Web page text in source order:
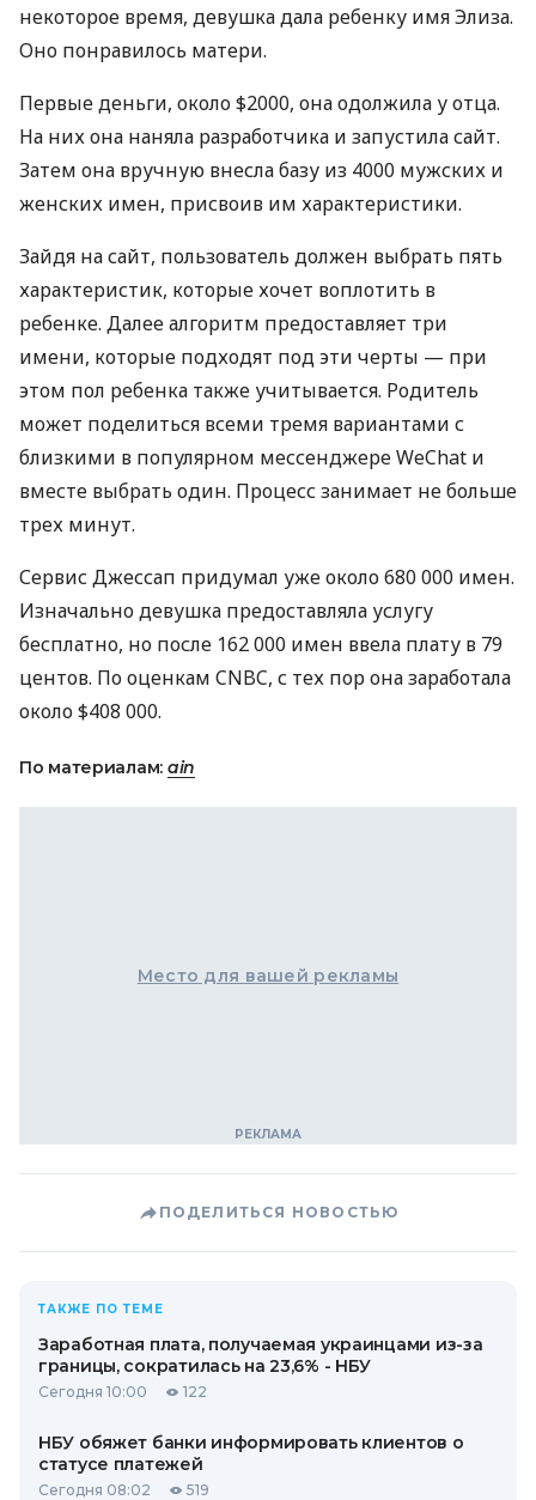
некоторое время, девушка дала ребенку имя Элиза.
Оно понравилось матери.
Первые деньги, около $2000, она одолжила у отца.
На них она наняла разработчика и запустила сайт.
Затем она вручную внесла базу из 4000 мужских и
женских имен, присвоив им характеристики.
Зайдя на сайт, пользователь должен выбрать пять
характеристик, которые хочет воплотить в
ребенке. Далее алгоритм предоставляет три
имени, которые подходят под эти черты — при
этом пол ребенка также учитывается. Родитель
может поделиться всеми тремя вариантами с
близкими в популярном мессенджере WeChat и
вместе выбрать один. Процесс занимает не больше
трех минут.
Сервис Джессап придумал уже около 680 000 имен.
Изначально девушка предоставляла услугу
бесплатно, но после 162 000 имен ввела плату в 79
центов. По оценкам CNBC, с тех пор она заработала
около $408 000.
По материалам: ain
Место для вашей рекламы
ПОДЕЛИТЬСЯ НОВОСТЬЮ
ТАКЖЕ ПО ТЕМЕ
Заработная плата, получаемая украинцами из-за
границы, сократилась на 23,6% - НБУ
Сегодня 10:00 122
НБУ обяжет банки информировать клиентов о
статусе платежей
Сегодня 08:02 519